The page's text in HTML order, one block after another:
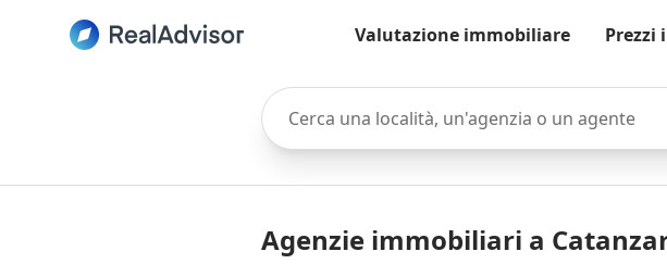
Valutazione immobiliare Prezzi
Cerca una località, un'agenzia o un agente
Agenzie immobiliari a